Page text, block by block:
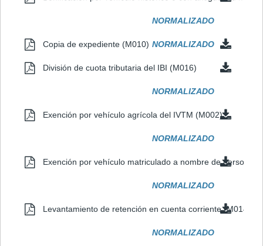
NORMALIZADO
Copia de expediente (M010) NORMALIZADO
División de cuota tributaria del IBI (M016)
NORMALIZADO
Exención por vehículo agrícola del IVTM (M002)
NORMALIZADO
Exención por vehículo matriculado a nombre de persona
NORMALIZADO
Levantamiento de retención en cuenta corriente (M014)
NORMALIZADO